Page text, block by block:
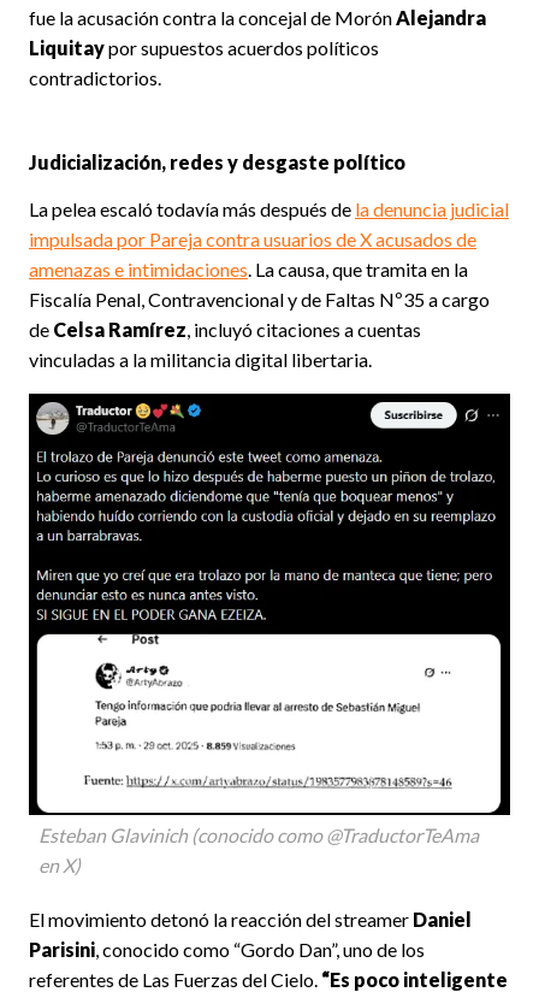
fue la acusación contra la concejal de MorónAlejandra
Liquitaypor supuestos acuerdos políticos
contradictorios.
Judicialización, redes y desgaste político
La pelea escaló todavía más después de la denuncia judicial
impulsada por Pareja contra usuarios de X acusados de
amenazas e intimidaciones. La causa, que tramita en la
Fiscalía Penal, Contravencional y de Faltas Nº35 a cargo
de Celsa Ramírez, incluyó citaciones a cuentas
vinculadas a la militancia digital libertaria.
Esteban Glavinich (conocido como @TraductorTeAma
en X)
El movimiento detonó la reacción del streamer Daniel
Parisini, conocido como “Gordo Dan”, uno de los
referentes de Las Fuerzas del Cielo. “Es poco inteligente